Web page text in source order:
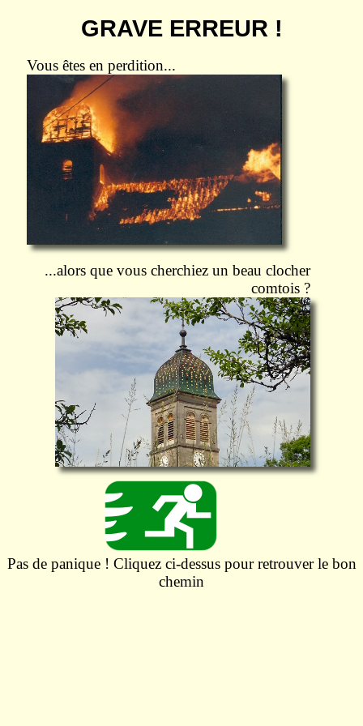
GRAVE ERREUR !
Vous êtes en perdition...
...alors que vous cherchiez un beau clocher
comtois ?
Pas de panique ! Cliquez ci-dessus pour retrouver le bon
chemin